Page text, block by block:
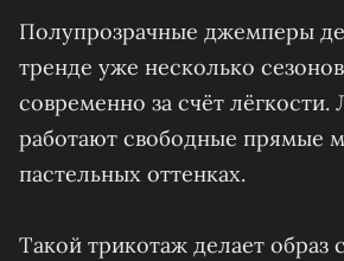
Полупрозрачные джемперы
тренде уже несколько
современно за счёт лёгкости.
работают свободные прямые
пастельных оттенках.
Такой трикотаж делает образ